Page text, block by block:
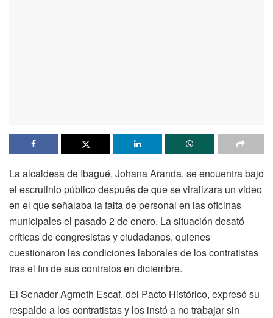
La alcaldesa de Ibagué, Johana Aranda, se encuentra bajo
el escrutinio público después de que se viralizara un video
en el que señalaba la falta de personal en las oficinas
municipales el pasado 2 de enero. La situación desató
críticas de congresistas y ciudadanos, quienes
cuestionaron las condiciones laborales de los contratistas
tras el fin de sus contratos en diciembre.
El Senador Agmeth Escaf, del Pacto Histórico, expresó su
respaldo a los contratistas y los instó a no trabajar sin